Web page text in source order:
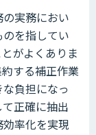
実務におい
を指してい
がよくありま
する補正作業
負担になっ
正確に抽出
率化を実現